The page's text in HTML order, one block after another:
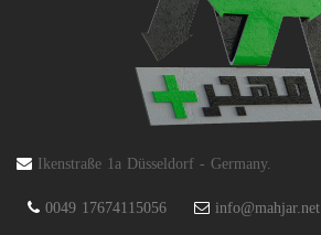
Ikenstraße 1a Düsseldorf - Germany.
0049 17674115056
info@mahjar.net